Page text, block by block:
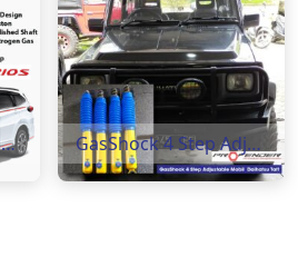
Gasshock 4 Step Adjustable Mobil Terios ( Rear ) GasShock 4 Step Adjustabela Daihatsu Taft